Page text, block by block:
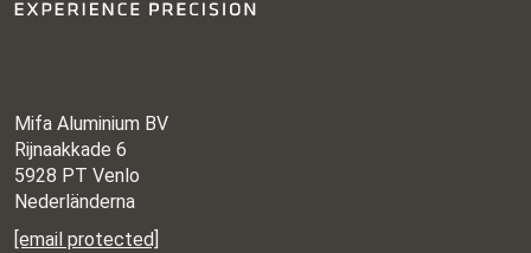
Mifa Aluminium BV
Rijnaakkade 6
5928 PT Venlo
Nederländerna
[email protected]